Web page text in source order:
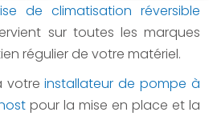
de climatisation réversible
sur toutes les marques
régulier de votre matériel.
votreinstallateur de pompe à
pour la mise en place et la